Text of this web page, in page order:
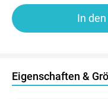
In
Eigenschaften &